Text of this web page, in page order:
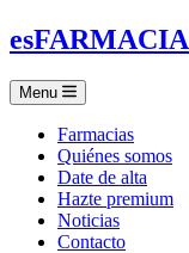
esFARMACIA
Menu
Farmacias
Quiénes somos
Date de alta
Hazte premium
Noticias
Contacto